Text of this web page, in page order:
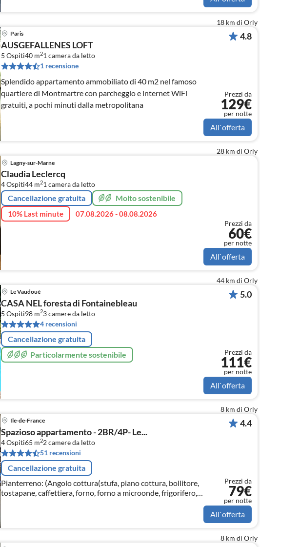
18 km di Orly
Paris
AUSGEFALLENES LOFT
5 Ospiti40 m21 camera da letto
1 recensione
Splendido appartamento ammobiliato di 40 m2 nel famoso
quartiere di Montmartre con parcheggio e internet WiFi
gratuiti, a pochi minuti dalla metropolitana
4.8
Prezzi da
129€
per notte
All`offerta
28 km di Orly
Lagny-sur-Marne
Claudia Leclercq
4 Ospiti44 m21 camera da letto
Cancellazione gratuita Molto sostenibile
10% Last minute 07.08.2026 - 08.08.2026
Prezzi da
60€
per notte
All`offerta
44 km di Orly
Le Vaudoué
CASA NEL foresta di Fontainebleau
5 Ospiti98 m23camere da letto
4 recensioni
Cancellazione gratuita
Particolarmente sostenibile
5.0
Prezzi da
111€
per notte
All`offerta
8 km di Orly
Ile-de-France
Spazioso appartamento - 2BR/4P- Le...
4 Ospiti65 m22camere da letto
51 recensioni
Cancellazione gratuita
Pianterreno: (Angolo cottura(stufa, piano cottura, bollitore,
tostapane, caffettiera, forno, forno a microonde, frigorifero, ,
4.4
Prezzi da
79€
per notte
All`offerta
8 km di Orly